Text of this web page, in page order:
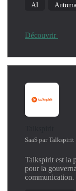
AI
Découvrir
SaaS par Talkspirit
Talkspirit est la
pour la
communication.